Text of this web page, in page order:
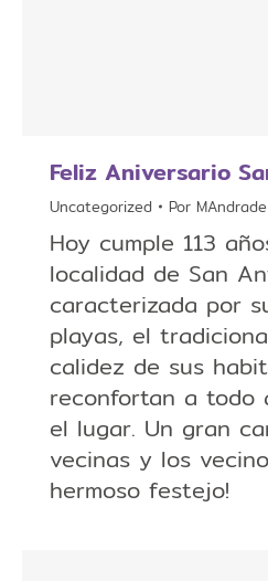
Feliz Aniversario
Uncategorized Por MAndrade
Hoy cumple 113
localidad de San
caracterizada por
playas, el
calidez de sus
reconfortan a todo
el lugar. Un gran
vecinas y los
hermoso festejo!